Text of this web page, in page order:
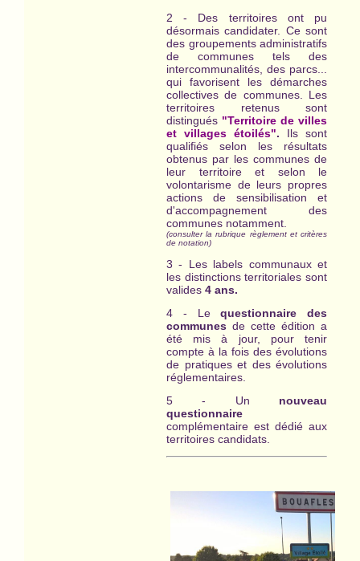
2 - Des territoires ont pu
désormais candidater. Ce sont
des groupements administratifs
de communes tels des
intercommunalités, des parcs...
qui favorisent les démarches
collectives de communes. Les
territoires retenus sont
distingués "Territoire de villes
et villages étoilés". Ils sont
qualifiés selon les résultats
obtenus par les communes de
leur territoire et selon le
volontarisme de leurs propres
actions de sensibilisation et
d'accompagnement des
communes notamment.
(consulter la rubrique règlement et critères
de notation)
3 - Les labels communaux et
les distinctions territoriales sont
valides 4 ans.
4 - Lequestionnaire des
communes de cette édition a
été mis à jour, pour tenir
compte à la fois des évolutions
de pratiques et des évolutions
réglementaires.
5 - Un nouveau
questionnaire
complémentaire est dédié aux
territoires candidats.